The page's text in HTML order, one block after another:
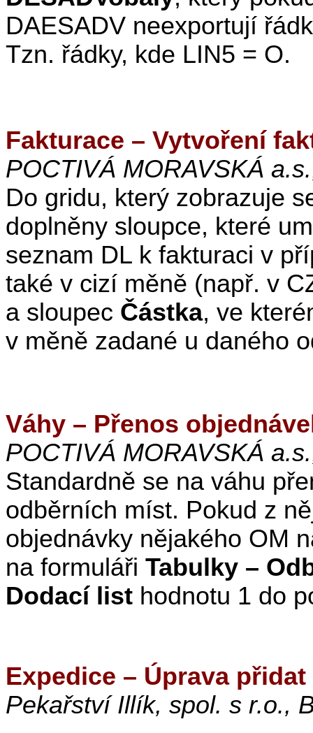
DAESADV neexportují
Tzn. řádky, kde LIN5 = O.
Fakturace – Vytvoření
POCTIVÁ MORAVSKÁ
Do gridu, který zobrazuje
doplněny sloupce, které
seznam DL k fakturaci v
také v cizí měně (např. v
a sloupec Částka, ve
v měně zadané u daného
Váhy – Přenos
POCTIVÁ MORAVSKÁ
Standardně se na váhu
odběrních míst. Pokud z
objednávky nějakého OM
na formuláři Tabulky –
Dodací list hodnotu 1 do
Expedice – Úprava přidat
Pekařství Illík, spol. s r.o.,